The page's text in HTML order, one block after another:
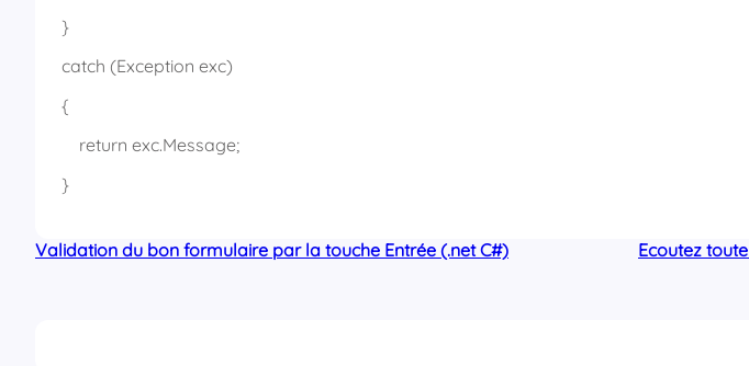
}
catch (Exception exc)
{
return exc.Message;
}
Validation du bon formulaire par la touche Entrée (.net C#) Ecoutez